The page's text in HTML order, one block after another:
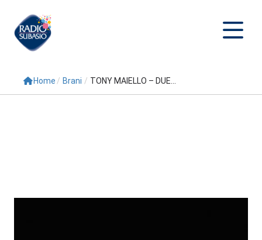
Cerca
Programmi
Home / Brani / TONY MAIELLO – DUE...